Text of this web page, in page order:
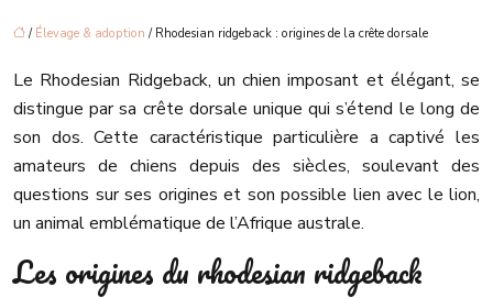
/ Élevage & adoption / Rhodesian ridgeback : origines de la crête dorsale
Le Rhodesian Ridgeback, un chien imposant et élégant, se
distingue par sa crête dorsale unique qui s’étend le long de
son dos. Cette caractéristique particulière a captivé les
amateurs de chiens depuis des siècles, soulevant des
questions sur ses origines et son possible lien avec le lion,
un animal emblématique de l’Afrique australe.
Les origines du rhodesian ridgeback